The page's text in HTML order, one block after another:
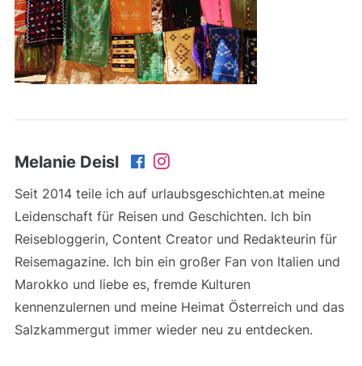
Melanie Deisl
Seit 2014 teile ich auf urlaubsgeschichten.at meine
Leidenschaft für Reisen und Geschichten. Ich bin
Reisebloggerin, Content Creator und Redakteurin für
Reisemagazine. Ich bin ein großer Fan von Italien und
Marokko und liebe es, fremde Kulturen
kennenzulernen und meine Heimat Österreich und das
Salzkammergut immer wieder neu zu entdecken.